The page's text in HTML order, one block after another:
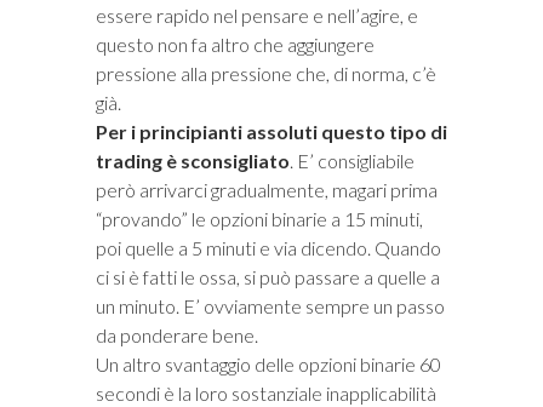
essere rapido nel pensare e nell’agire, e
questo non fa altro che aggiungere
pressione alla pressione che, di norma, c’è
già.
Per i principianti assoluti questo tipo di
trading è sconsigliato. E’ consigliabile
però arrivarci gradualmente, magari prima
“provando” le opzioni binarie a 15 minuti,
poi quelle a 5 minuti e via dicendo. Quando
ci si è fatti le ossa, si può passare a quelle a
un minuto. E’ ovviamente sempre un passo
da ponderare bene.
Un altro svantaggio delle opzioni binarie 60
secondi è la loro sostanziale inapplicabilità